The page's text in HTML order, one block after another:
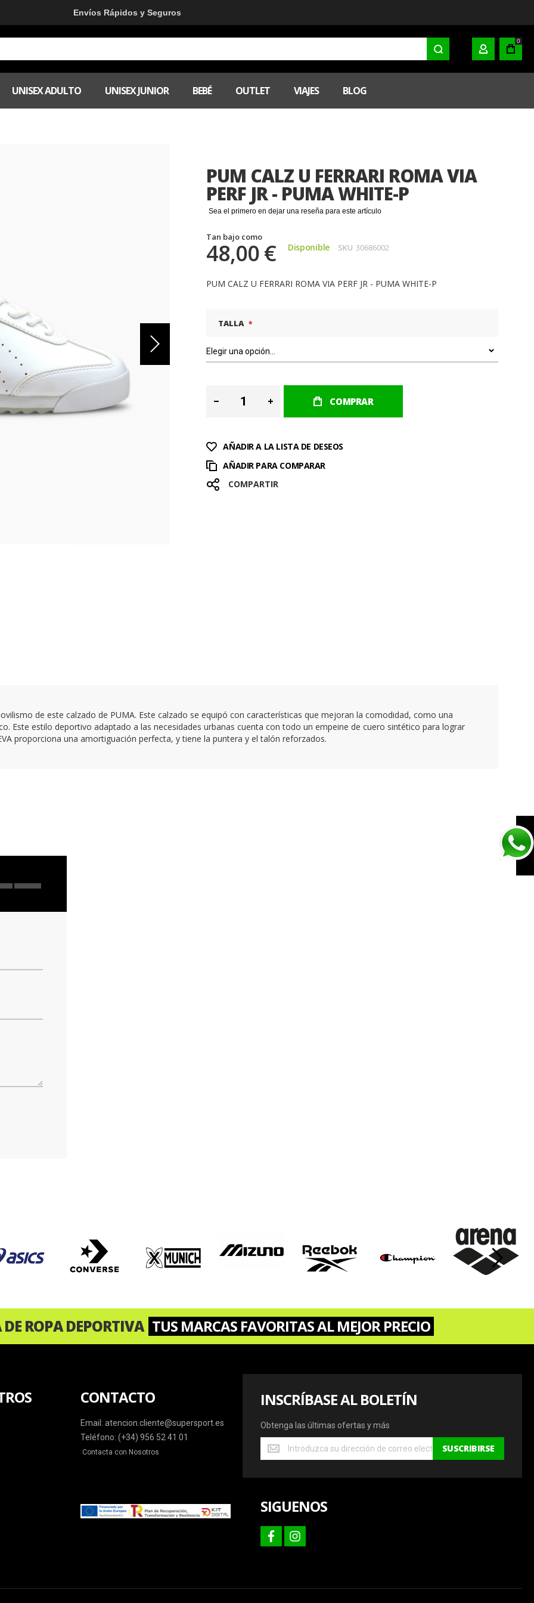
Envíos Rápidos y Seguros
MI CUENTA
0
UNISEX ADULTO UNISEX JUNIOR BEBÉ OUTLET VIAJES BLOG
CARACAL JR PUMA
WHITE-PEACOAT-
PUM CALZ U FERRARI ROMA VIA
PERF JR - PUMA WHITE-P
Sea el primero en dejar una reseña para este artículo
Tan bajo como
48,00 € Disponible SKU 30686002
PUM CALZ U FERRARI ROMA VIA PERF JR - PUMA WHITE-P
TALLA
COMPRAR
AÑADIR A LA LISTA DE DESEOS
AÑADIR PARA COMPARAR
COMPARTIR
de este calzado de PUMA. Este calzado se equipó con características que mejoran la comodidad, como una
Este estilo deportivo adaptado a las necesidades urbanas cuenta con todo un empeine de cuero sintético para lograr
proporciona una amortiguación perfecta, y tiene la puntera y el talón reforzados.
›
ROPA DEPORTIVA TUS MARCAS FAVORITAS AL MEJOR PRECIO
INSCRÍBASE AL BOLETÍN
Obtenga las últimas ofertas y más
Obtenga
las
ofertas
más
SUSCRIBIRSE
SIGUENOS
facebookinstagram
CONTACTO
Email: atencion.cliente@supersport.es
Teléfono: (+34) 956 52 41 01
Contacta con Nosotros